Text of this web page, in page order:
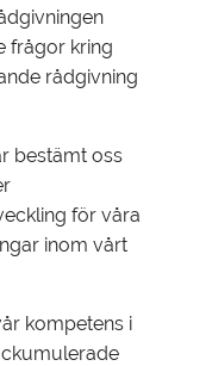
frågor kring
rådgivning
bestämt oss
för våra
inom vårt
kompetens i